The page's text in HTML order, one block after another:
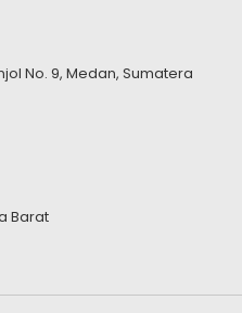
No. 9, Medan, Sumatera
Barat